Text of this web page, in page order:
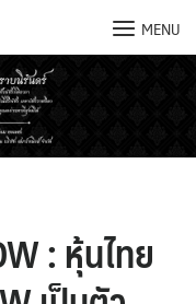
MENU
: หุ้นไทย